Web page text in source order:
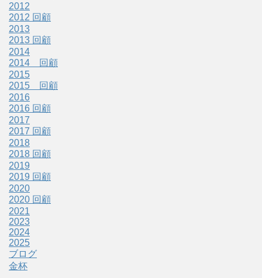
2012
2012 回顧
2013
2013 回顧
2014
2014 回顧
2015
2015 回顧
2016
2016 回顧
2017
2017 回顧
2018
2018 回顧
2019
2019 回顧
2020
2020 回顧
2021
2023
2024
2025
ブログ
金杯